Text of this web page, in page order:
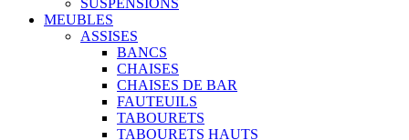
SUSPENSIONS
MEUBLES
ASSISES
BANCS
CHAISES
CHAISES DE BAR
FAUTEUILS
TABOURETS
TABOURETS HAUTS